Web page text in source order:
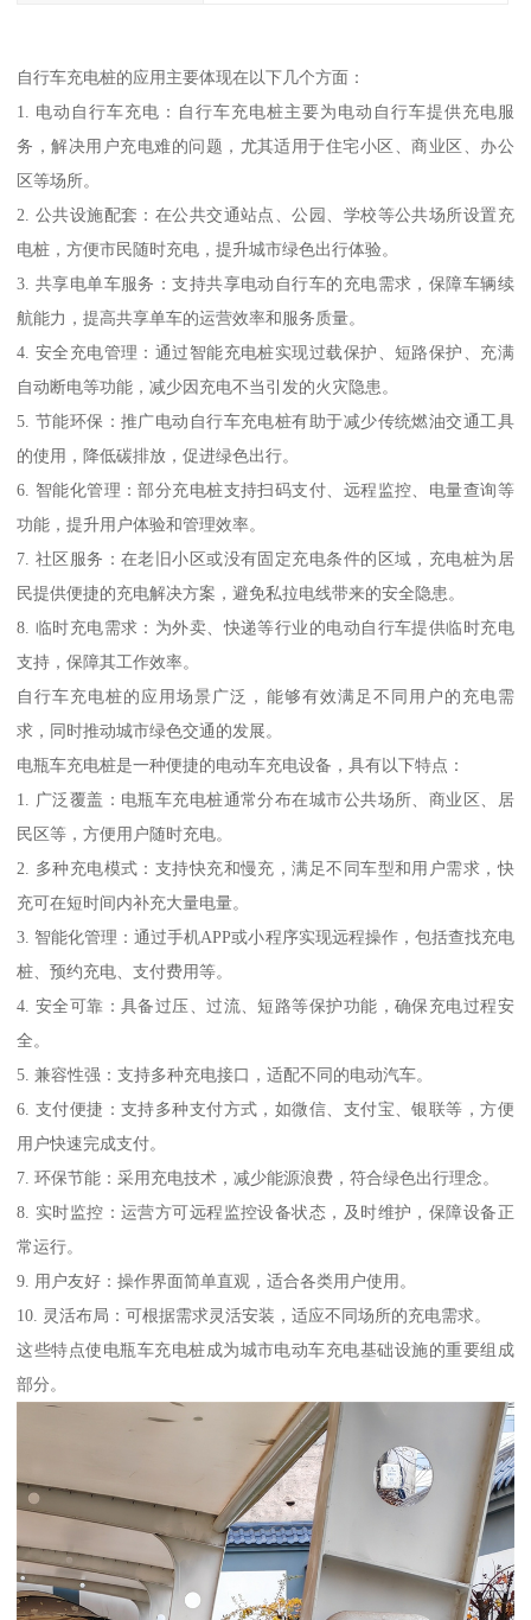
自行车充电桩的应用主要体现在以下几个方面：
1. 电动自行车充电：自行车充电桩主要为电动自行车提供充电服
务，解决用户充电难的问题，尤其适用于住宅小区、商业区、办公
区等场所。
2. 公共设施配套：在公共交通站点、公园、学校等公共场所设置充
电桩，方便市民随时充电，提升城市绿色出行体验。
3. 共享电单车服务：支持共享电动自行车的充电需求，保障车辆续
航能力，提高共享单车的运营效率和服务质量。
4. 安全充电管理：通过智能充电桩实现过载保护、短路保护、充满
自动断电等功能，减少因充电不当引发的火灾隐患。
5. 节能环保：推广电动自行车充电桩有助于减少传统燃油交通工具
的使用，降低碳排放，促进绿色出行。
6. 智能化管理：部分充电桩支持扫码支付、远程监控、电量查询等
功能，提升用户体验和管理效率。
7. 社区服务：在老旧小区或没有固定充电条件的区域，充电桩为居
民提供便捷的充电解决方案，避免私拉电线带来的安全隐患。
8. 临时充电需求：为外卖、快递等行业的电动自行车提供临时充电
支持，保障其工作效率。
自行车充电桩的应用场景广泛，能够有效满足不同用户的充电需
求，同时推动城市绿色交通的发展。
电瓶车充电桩是一种便捷的电动车充电设备，具有以下特点：
1. 广泛覆盖：电瓶车充电桩通常分布在城市公共场所、商业区、居
民区等，方便用户随时充电。
2. 多种充电模式：支持快充和慢充，满足不同车型和用户需求，快
充可在短时间内补充大量电量。
3. 智能化管理：通过手机APP或小程序实现远程操作，包括查找充电
桩、预约充电、支付费用等。
4. 安全可靠：具备过压、过流、短路等保护功能，确保充电过程安
全。
5. 兼容性强：支持多种充电接口，适配不同的电动汽车。
6. 支付便捷：支持多种支付方式，如微信、支付宝、银联等，方便
用户快速完成支付。
7. 环保节能：采用充电技术，减少能源浪费，符合绿色出行理念。
8. 实时监控：运营方可远程监控设备状态，及时维护，保障设备正
常运行。
9. 用户友好：操作界面简单直观，适合各类用户使用。
10. 灵活布局：可根据需求灵活安装，适应不同场所的充电需求。
这些特点使电瓶车充电桩成为城市电动车充电基础设施的重要组成
部分。